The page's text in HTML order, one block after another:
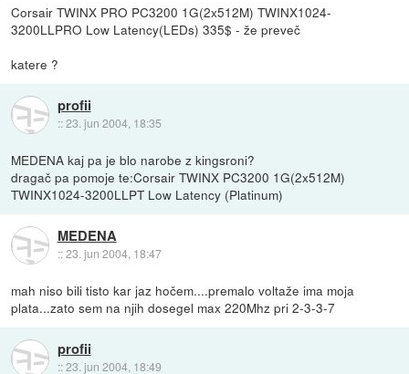
Corsair TWINX PRO PC3200 1G(2x512M) TWINX1024-
3200LLPRO Low Latency(LEDs) 335$ - že preveč
katere ?
profii
::23. jun 2004, 18:35
MEDENA kaj pa je blo narobe z kingsroni?
dragač pa pomoje te:Corsair TWINX PC3200 1G(2x512M)
TWINX1024-3200LLPT Low Latency (Platinum)
MEDENA
::23. jun 2004, 18:47
mah niso bili tisto kar jaz hočem....premalo voltaže ima moja
plata...zato sem na njih dosegel max 220Mhz pri 2-3-3-7
profii
::23. jun 2004, 18:49